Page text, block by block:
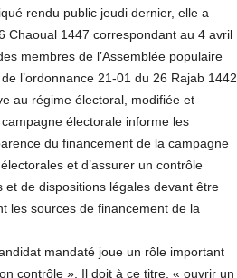
rendu public jeudi dernier, elle a
1447 correspondant au 4 avril
membres de l’Assemblée populaire
l’ordonnance 21-01 du 26 Rajab 1442
au régime électoral, modifiée et
électorale informe les
du financement de la campagne
et d’assurer un contrôle
de dispositions légales devant être
les sources de financement de la
mandaté joue un rôle important
contrôle ». Il doit à ce titre, « ouvrir un